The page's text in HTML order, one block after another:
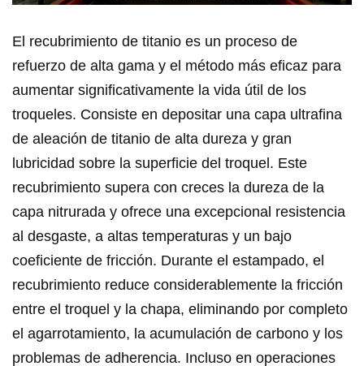
El recubrimiento de titanio es un proceso de
refuerzo de alta gama y el método más eficaz para
aumentar significativamente la vida útil de los
troqueles. Consiste en depositar una capa ultrafina
de aleación de titanio de alta dureza y gran
lubricidad sobre la superficie del troquel. Este
recubrimiento supera con creces la dureza de la
capa nitrurada y ofrece una excepcional resistencia
al desgaste, a altas temperaturas y un bajo
coeficiente de fricción. Durante el estampado, el
recubrimiento reduce considerablemente la fricción
entre el troquel y la chapa, eliminando por completo
el agarrotamiento, la acumulación de carbono y los
problemas de adherencia. Incluso en operaciones